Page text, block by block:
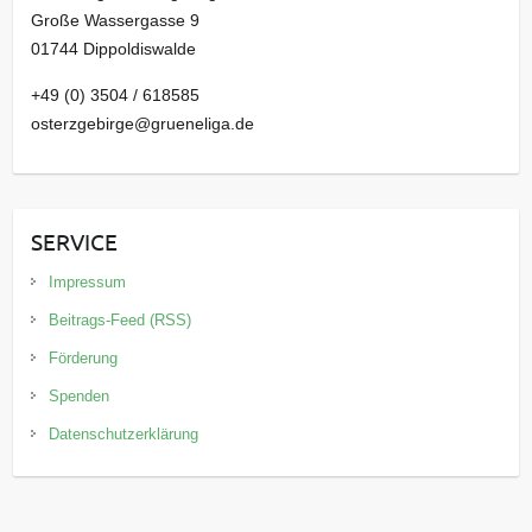
Große Wassergasse 9
01744 Dippoldiswalde
+49 (0) 3504 / 618585
osterzgebirge@grueneliga.de
SERVICE
Impressum
Beitrags-Feed (RSS)
Förderung
Spenden
Datenschutzerklärung